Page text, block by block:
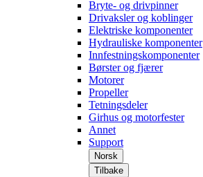
Bryte- og drivpinner
Drivaksler og koblinger
Elektriske komponenter
Hydrauliske komponenter
Innfestningskomponenter
Børster og fjærer
Motorer
Propeller
Tetningsdeler
Girhus og motorfester
Annet
Support
Norsk
Tilbake